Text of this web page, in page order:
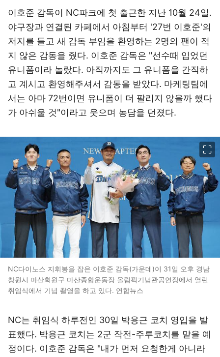
이호준 감독이 NC파크에 첫 출근한 지난 10월 24일.
야구장과 연결된 카페에서 아침부터 '27번 이호준'의
저지를 들고 새 감독 부임을 환영하는 2명의 팬이 적
지 않은 감동을 줬다. 이호준 감독은 "선수때 입었던
유니폼이라 놀랐다. 아직까지도 그 유니폼을 간직하
고 계시고 환영해주셔서 감동을 받았다. 마케팅팀에
서는 아마 72번이면 유니폼이 더 팔리지 않을까 했다
가 아쉬울 것"이라고 웃으며 농담을 던졌다.
NC다이노스 지휘봉을 잡은 이호준 감독(가운데)이 31일 오후 경남
창원시 마산회원구 마산종합운동장 올림픽기념관공연장에서 열린
취임식에서 기념 촬영을 하고 있다. 연합뉴스
NC는 취임식 하루전인 30일 박용근 코치 영입을 발
표했다. 박용근 코치는 2군 작전-주루코치를 맡을 예
정이다. 이호준 감독은 "내가 먼저 요청한게 아니라